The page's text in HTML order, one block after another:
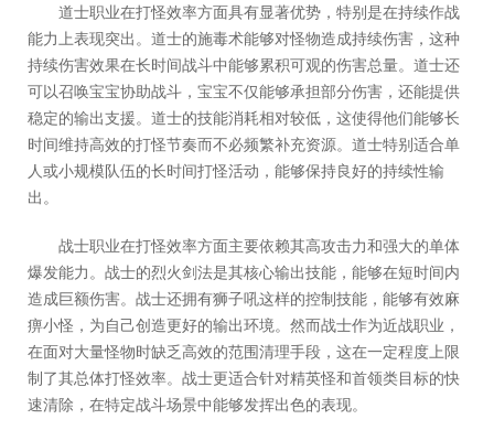
道士职业在打怪效率方面具有显著优势，特别是在持续作战
能力上表现突出。道士的施毒术能够对怪物造成持续伤害，这种
持续伤害效果在长时间战斗中能够累积可观的伤害总量。道士还
可以召唤宝宝协助战斗，宝宝不仅能够承担部分伤害，还能提供
稳定的输出支援。道士的技能消耗相对较低，这使得他们能够长
时间维持高效的打怪节奏而不必频繁补充资源。道士特别适合单
人或小规模队伍的长时间打怪活动，能够保持良好的持续性输
出。
战士职业在打怪效率方面主要依赖其高攻击力和强大的单体
爆发能力。战士的烈火剑法是其核心输出技能，能够在短时间内
造成巨额伤害。战士还拥有狮子吼这样的控制技能，能够有效麻
痹小怪，为自己创造更好的输出环境。然而战士作为近战职业，
在面对大量怪物时缺乏高效的范围清理手段，这在一定程度上限
制了其总体打怪效率。战士更适合针对精英怪和首领类目标的快
速清除，在特定战斗场景中能够发挥出色的表现。